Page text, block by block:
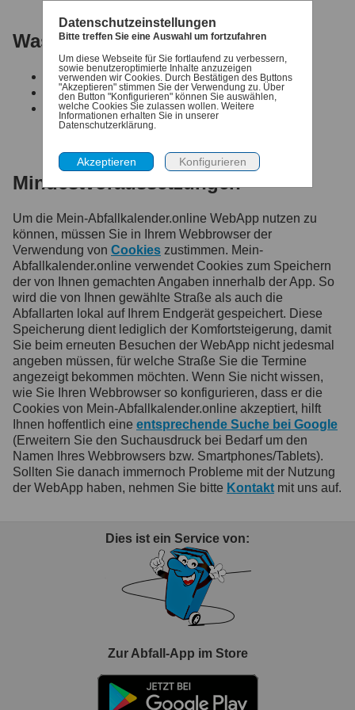
Was möchten Sie tun?
Für den Denk-dran Service registrieren
Anmelden für die Profilverwaltung
Ihre Zugangsdaten anfordern
Mindestvoraussetzungen
Um die Mein-Abfallkalender.online WebApp nutzen zu
können, müssen Sie in Ihrem Webbrowser der
Verwendung von Cookies zustimmen. Mein-
Abfallkalender.online verwendet Cookies zum Speichern
der von Ihnen gemachten Angaben innerhalb der App. So
wird die von Ihnen gewählte Straße als auch die
Abfallarten lokal auf Ihrem Endgerät gespeichert. Diese
Speicherung dient lediglich der Komfortsteigerung, damit
Sie beim erneuten Besuchen der WebApp nicht jedesmal
angeben müssen, für welche Straße Sie die Termine
angezeigt bekommen möchten. Wenn Sie nicht wissen,
wie Sie Ihren Webbrowser so konfigurieren, dass er die
Cookies von Mein-Abfallkalender.online akzeptiert, hilft
Ihnen hoffentlich eine entsprechende Suche bei Google
(Erweitern Sie den Suchausdruck bei Bedarf um den
Namen Ihres Webbrowsers bzw. Smartphones/Tablets).
Sollten Sie danach immernoch Probleme mit der Nutzung
der WebApp haben, nehmen Sie bitte Kontakt mit uns auf.
Dies ist ein Service von:
Zur Abfall-App im Store
Datenschutzeinstellungen
Bitte treffen Sie eine Auswahl um fortzufahren
Um diese Webseite für Sie fortlaufend zu verbessern,
sowie benutzeroptimierte Inhalte anzuzeigen
verwenden wir Cookies. Durch Bestätigen des Buttons
"Akzeptieren" stimmen Sie der Verwendung zu. Über
den Button "Konfigurieren" können Sie auswählen,
welche Cookies Sie zulassen wollen. Weitere
Informationen erhalten Sie in unserer
Datenschutzerklärung.